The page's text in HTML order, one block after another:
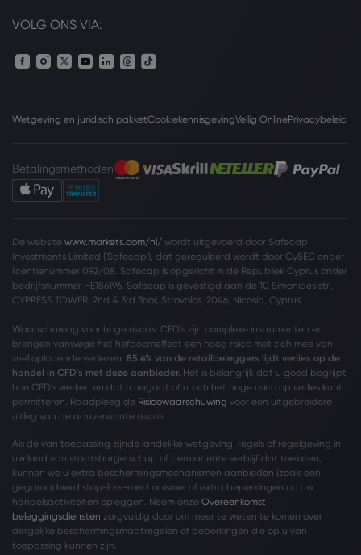
VOLG ONS VIA:
Wetgeving en juridisch pakketCookiekennisgevingVeilig OnlinePrivacybeleid
Betalingsmethoden
De website www.markets.com/nl/ wordt uitgevoerd door Safecap
Investments Limited ('Safecap'), dat gereguleerd wordt door CySEC onder
licentienummer 092/08. Safecap is opgericht in de Republiek Cyprus onder
bedrijfsnummer HE186196. Safecap is gevestigd aan de 10 Simonides str.,
CYPRESS TOWER, 2nd & 3rd floor, Strovolos, 2046, Nicosia, Cyprus.
Waarschuwing voor hoge risico’s: CFD's zijn complexe instrumenten en
brengen vanwege het hefboomeffect een hoog risico met zich mee van
snel oplopende verliezen. 85.4% van de retailbeleggers lijdt verlies op de
handel in CFD's met deze aanbieder. Het is belangrijk dat u goed begrijpt
hoe CFD's werken en dat u nagaat of u zich het hoge risico op verlies kunt
permitteren. Raadpleeg de Risicowaarschuwing voor een uitgebreidere
uitleg van de aanverwante risico's.
Als de van toepassing zijnde landelijke wetgeving, regels of regelgeving in
uw land van staatsburgerschap of permanente verblijf dat toelaten,
kunnen we u extra beschermingsmechanismen aanbieden (zoals een
gegarandeerd stop-loss-mechanisme) of extra beperkingen op uw
handelsactiviteiten opleggen. Neem onze Overeenkomst
beleggingsdiensten zorgvuldig door om meer te weten te komen over
dergelijke beschermingsmaatregelen of beperkingen die op u van
toepassing kunnen zijn.